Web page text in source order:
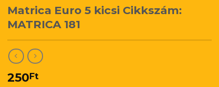
Matrica Euro 5 kicsi Cikkszám:
MATRICA 181
250Ft